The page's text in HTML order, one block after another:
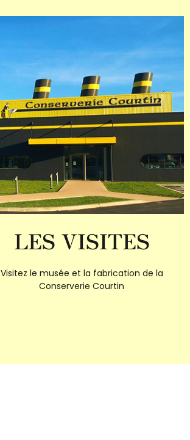
LES VISITES
Visitez le musée et la fabrication de la
Conserverie Courtin